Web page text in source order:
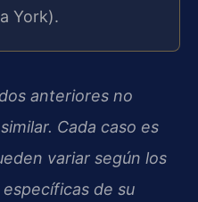
York).
anteriores no
Cada caso es
variar según los
de su